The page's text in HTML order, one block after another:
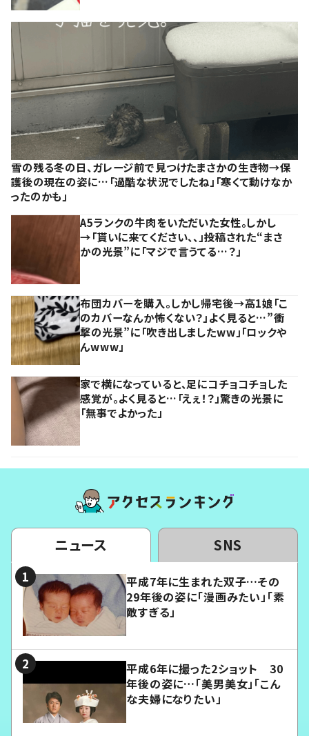
雪の残る冬の日、ガレージ前で見つけたまさかの生き物→保
護後の現在の姿に…「過酷な状況でしたね」「寒くて動けなか
ったのかも」
A5ランクの牛肉をいただいた女性。しかし
→「貰いに来てください、、」投稿された“まさ
かの光景”に「マジで言うてる…？」
布団カバーを購入。しかし帰宅後→高1娘「こ
のカバーなんか怖くない？」よく見ると…”衝
撃の光景”に「吹き出しましたww」「ロックや
んwww」
家で横になっていると、足にコチョコチョした
感覚が。よく見ると…「えぇ！？」驚きの光景に
「無事でよかった」
ニュース SNS
平成7年に生まれた双子…その
29年後の姿に「漫画みたい」「素
敵すぎる」
平成6年に撮った2ショット 30
年後の姿に…「美男美女」「こん
な夫婦になりたい」